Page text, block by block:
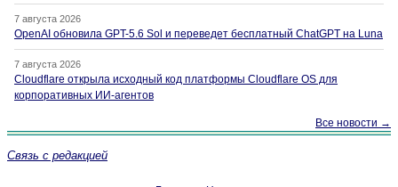
7 августа 2026
OpenAI обновила GPT-5.6 Sol и переведет бесплатный ChatGPT на Luna
7 августа 2026
Cloudflare открыла исходный код платформы Cloudflare OS для
корпоративных ИИ-агентов
Все новости →
Связь с редакцией